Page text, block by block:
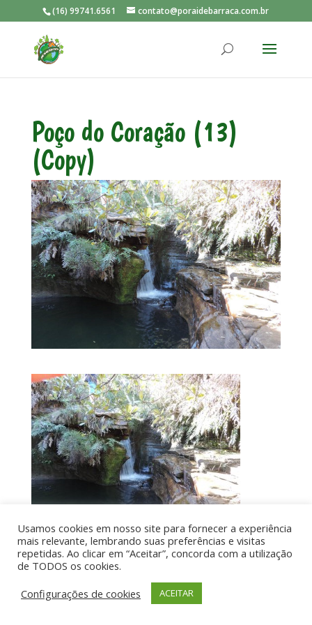
(16) 99741.6561 contato@poraidebarraca.com.br
Poço do Coração (13)
(Copy)
por UIA WEB
Usamos cookies em nosso site para fornecer a experiência
mais relevante, lembrando suas preferências e visitas
repetidas. Ao clicar em “Aceitar”, concorda com a utilização
de TODOS os cookies.
Configurações de cookies
ACEITAR